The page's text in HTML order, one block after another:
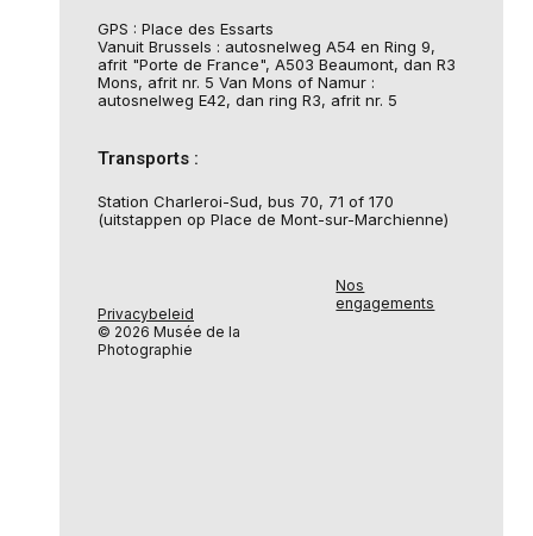
GPS : Place des Essarts
Vanuit Brussels : autosnelweg A54 en Ring 9,
afrit "Porte de France", A503 Beaumont, dan R3
Mons, afrit nr. 5 Van Mons of Namur :
autosnelweg E42, dan ring R3, afrit nr. 5
Transports :
Station Charleroi-Sud, bus 70, 71 of 170
(uitstappen op Place de Mont-sur-Marchienne)
Privacybeleid
© 2026 Musée de la
Photographie
Nos
engagements